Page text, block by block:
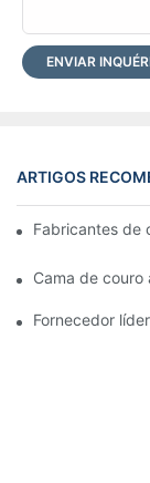
ENVIAR
ARTIGOS
Fabricantes de
Cama de
Fornecedor